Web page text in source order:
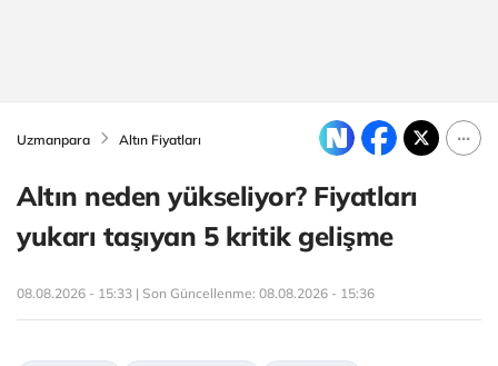
Uzmanpara Altın Fiyatları
Altın neden yükseliyor? Fiyatları
yukarı taşıyan 5 kritik gelişme
08.08.2026 - 15:33 | Son Güncellenme: 08.08.2026 - 15:36